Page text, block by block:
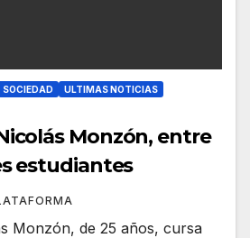
SOCIEDAD
ULTIMAS NOTICIAS
Monzón, entre
estudiantes
Monzón, de 25 años, cursa